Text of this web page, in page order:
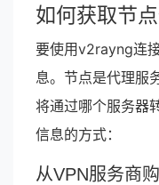
如何获取节
要使用v2rayng连
息。节点是代理服
将通过哪个服务器
信息的方式：
从VPN服务商